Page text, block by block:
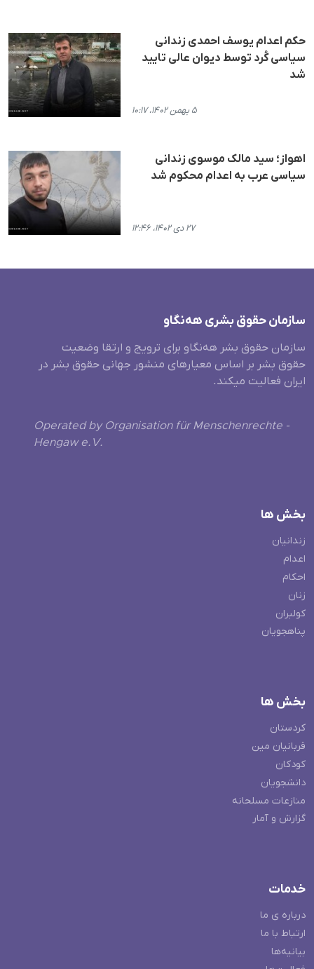
حکم اعدام یوسف احمدی زندانی
سیاسی کُرد توسط دیوان عالی تایید
شد
۵ بهمن ۱۴۰۲، ۱۰:۱۷
اهواز؛ سید مالک موسوی زندانی
سیاسی عرب به اعدام محکوم شد
۲۷ دی ۱۴۰۲، ۱۲:۴۶
سازمان حقوق بشری هەنگاو
سازمان حقوق بشر هه‌نگاو برای ترویج و ارتقا وضعیت
حقوق بشر بر اساس معیارهای منشور جهانی حقوق بشر در
ایران فعالیت میکند.
Operated by Organisation für Menschenrechte -
Hengaw e.V.
بخش ها
زندانیان
اعدام
احکام
زنان
کولبران
پناهجویان
بخش ها
کردستان
قربانیان مین
کودکان
دانشجویان
منازعات مسلحانه
گزارش و آمار
خدمات
درباره ی ما
ارتباط با ما
بیانیه‌ها